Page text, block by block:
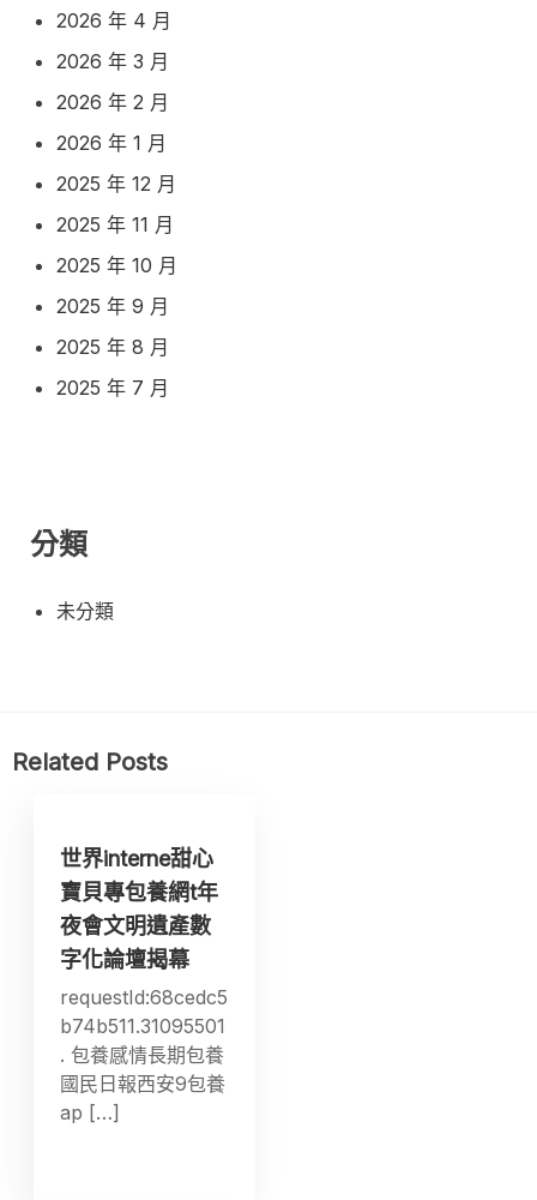
2026 年 4 月
2026 年 3 月
2026 年 2 月
2026 年 1 月
2025 年 12 月
2025 年 11 月
2025 年 10 月
2025 年 9 月
2025 年 8 月
2025 年 7 月
分類
未分類
Related Posts
世界interne甜心
寶貝專包養網t年
夜會文明遺產數
字化論壇揭幕
requestId:68cedc5
b74b511.31095501
. 包養感情長期包養
國民日報西安9包養
ap […]